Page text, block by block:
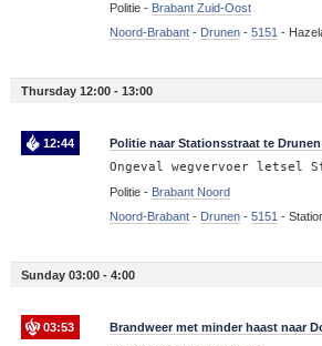
Politie - Brabant Zuid-Oost
Noord-Brabant- Drunen- 5151 -
Thursday 12:00 - 13:00
12:44 Politie naar Stationsstraat te
Ongeval wegvervoer letsel
Politie - Brabant Noord
Noord-Brabant- Drunen- 5151 -
Sunday 03:00 - 4:00
03:53
Brandweer met minder haast naar